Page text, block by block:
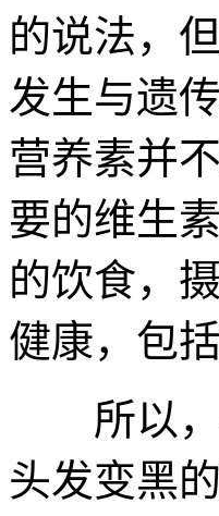
的说法，
发生与遗
营养素并
要的维生
的饮食，
健康，包
所以，
头发变黑